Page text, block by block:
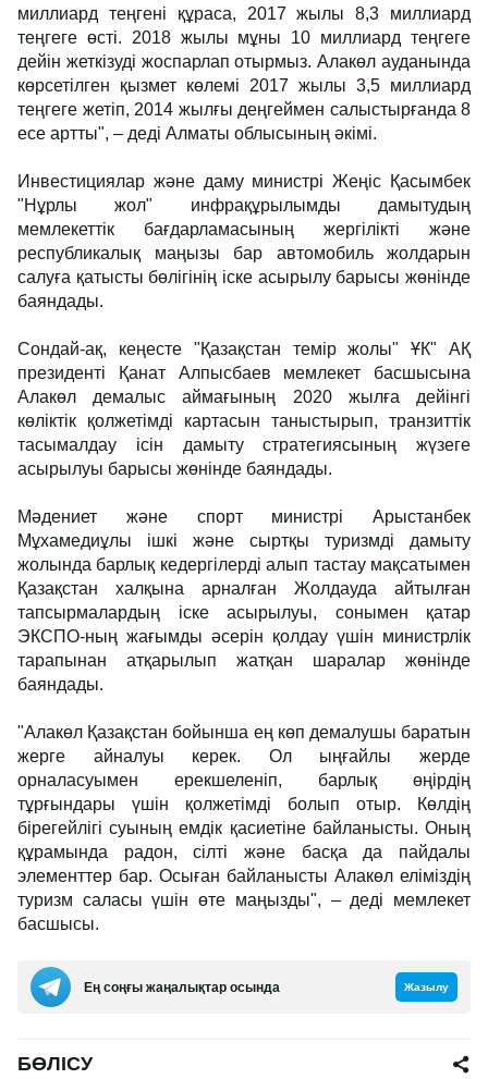
миллиард теңгені құраса, 2017 жылы 8,3 миллиард
теңгеге өсті. 2018 жылы мұны 10 миллиард теңгеге
дейін жеткізуді жоспарлап отырмыз. Алакөл ауданында
көрсетілген қызмет көлемі 2017 жылы 3,5 миллиард
теңгеге жетіп, 2014 жылғы деңгеймен салыстырғанда 8
есе артты", – деді Алматы облысының әкімі.
Инвестициялар және даму министрі Жеңіс Қасымбек
"Нұрлы жол" инфрақұрылымды дамытудың
мемлекеттік бағдарламасының жергілікті және
республикалық маңызы бар автомобиль жолдарын
салуға қатысты бөлігінің іске асырылу барысы жөнінде
баяндады.
Сондай-ақ, кеңесте "Қазақстан темір жолы" ҰК" АҚ
президенті Қанат Алпысбаев мемлекет басшысына
Алакөл демалыс аймағының 2020 жылға дейінгі
көліктік қолжетімді картасын таныстырып, транзиттік
тасымалдау ісін дамыту стратегиясының жүзеге
асырылуы барысы жөнінде баяндады.
Мәдениет және спорт министрі Арыстанбек
Мұхамедиұлы ішкі және сыртқы туризмді дамыту
жолында барлық кедергілерді алып тастау мақсатымен
Қазақстан халқына арналған Жолдауда айтылған
тапсырмалардың іске асырылуы, сонымен қатар
ЭКСПО-ның жағымды әсерін қолдау үшін министрлік
тарапынан атқарылып жатқан шаралар жөнінде
баяндады.
"Алакөл Қазақстан бойынша ең көп демалушы баратын
жерге айналуы керек. Ол ыңғайлы жерде
орналасуымен ерекшеленіп, барлық өңірдің
тұрғындары үшін қолжетімді болып отыр. Көлдің
бірегейлігі суының емдік қасиетіне байланысты. Оның
құрамында радон, сілті және басқа да пайдалы
элементтер бар. Осыған байланысты Алакөл еліміздің
туризм саласы үшін өте маңызды", – деді мемлекет
басшысы.
Ең соңғы жаңалықтар осында Жазылу
БӨЛІСУ